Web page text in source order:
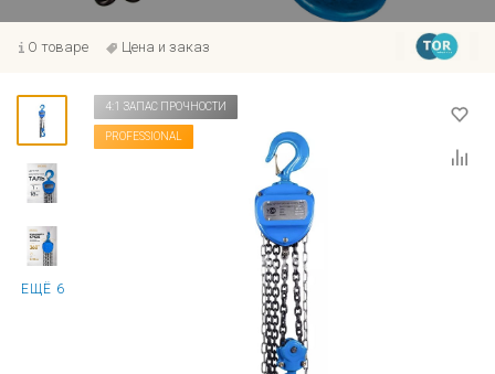
О товаре Цена и заказ
ЕЩЁ 6
4:1 ЗАПАС ПРОЧНОСТИ
PROFESSIONAL